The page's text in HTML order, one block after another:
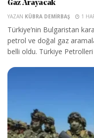
Gaz Arayacak
YAZAN KÜBRA DEMIRBAŞ 1
Türkiye’nin Bulgaristan
petrol ve doğal gaz
belli oldu. Türkiye